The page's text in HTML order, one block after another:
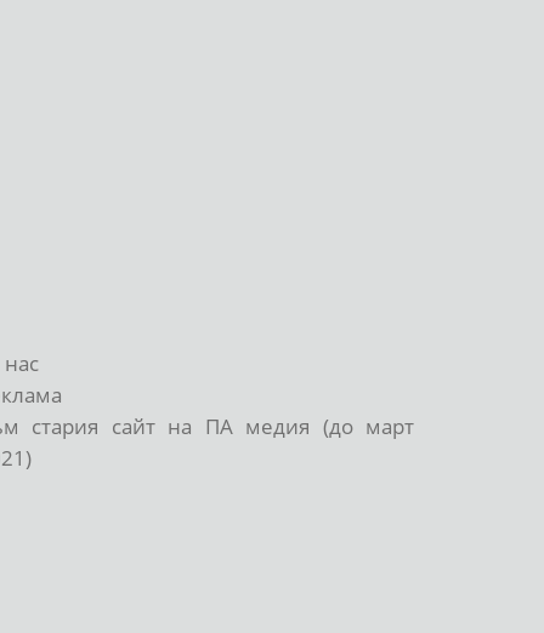
нас
стария сайт на ПА медия (до март